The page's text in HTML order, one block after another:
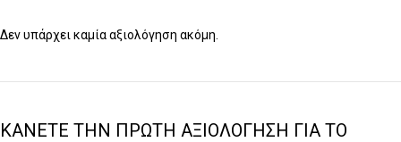
Δεν υπάρχει καμία αξιολόγηση ακόμη.
ΚΆΝΕΤΕ ΤΗΝ ΠΡΏΤΗ ΑΞΙΟΛΌΓΗΣΗ ΓΙΑ ΤΟ